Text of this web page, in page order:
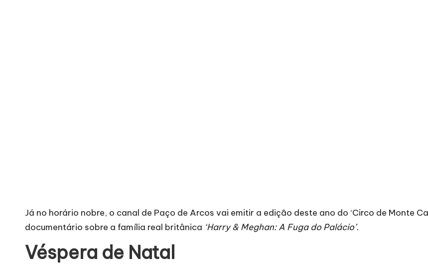
Já no horário nobre, o canal de Paço de Arcos vai emitir a edição deste ano do ‘Circo de Monte
documentário sobre a família real britânica ‘Harry & Meghan: A Fuga do Palácio’.
Véspera de Natal